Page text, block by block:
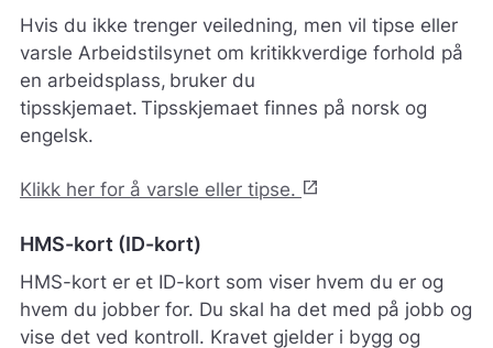
Hvis du ikke trenger veiledning, men vil tipse eller
varsle Arbeidstilsynet om kritikkverdige forhold på
en arbeidsplass, bruker du
tipsskjemaet. Tipsskjemaet finnes på norsk og
engelsk.
Klikk her for å varsle eller tipse. open_in_new
HMS-kort (ID-kort)
HMS-kort er et ID-kort som viser hvem du er og
hvem du jobber for. Du skal ha det med på jobb og
vise det ved kontroll. Kravet gjelder i bygg og